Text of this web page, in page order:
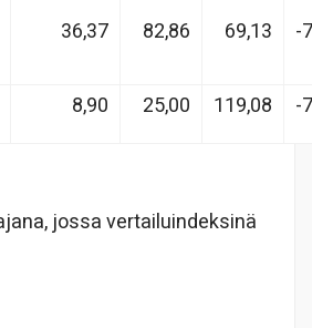
36,37 82,86 69,13 -
8,90 25,00 119,08 -
jossa vertailuindeksinä